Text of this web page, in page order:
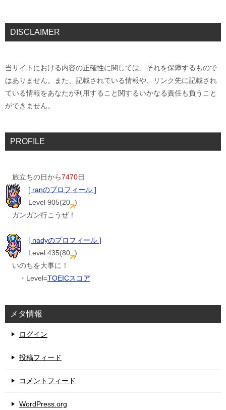
DISCLAIMER
当サイトにおける内容の正確性に関しては、それを保障するもので
はありません。また、記載されている情報や、リンク先に記載され
ている情報をあなたが利用すること関するいかなる責任も負うこと
ができません。
PROFILE
旅立ちの日から7470日
[ ranのプロフィール ]
Level 905(20 )
ガンガン行こうぜ！
[ nadyのプロフィール ]
Level 435(80 )
いのちを大事に！
・Level=TOEICスコア
メタ情報
ログイン
投稿フィード
コメントフィード
WordPress.org